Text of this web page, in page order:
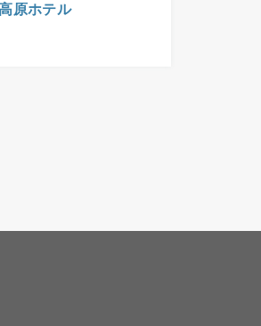
原ホテル